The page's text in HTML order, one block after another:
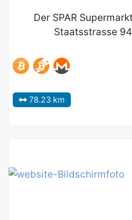
Der SPAR
Staatsstrasse
78.23 km